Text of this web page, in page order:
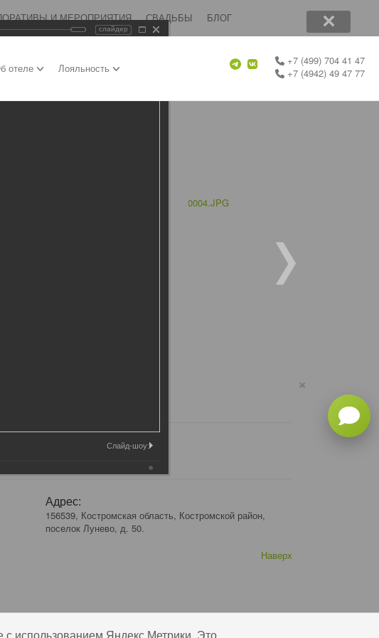
И МЕРОПРИЯТИЯ СВАДЬБЫ БЛОГ
отеле Лояльность
+7 (499) 704 41 47
+7 (4942) 49 47 77
×
Адрес:
156539, Костромская область, Костромской район,
поселок Лунево, д. 50.
Наверх
слайдер
Слайд-шоу: